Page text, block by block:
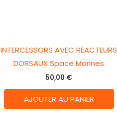
INTERCESSORS AVEC REACTEURS
DORSAUX Space Marines
50,00 €
AJOUTER AU PANIER